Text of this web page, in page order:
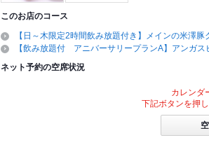
このお店のコース
【日～木限定2時間飲み放題付き】メインの米澤
【飲み放題付 アニバーサリープランA】アンガ
ネット予約の空席状況
カレンダ
下記ボタンを押